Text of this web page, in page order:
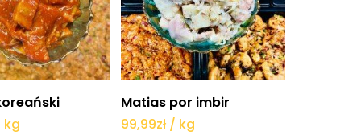
do koszyka
kg
Dodaj do koszyka
Matias por imbir
99,99zł / kg